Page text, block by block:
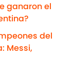
ganaron el
del
Messi,